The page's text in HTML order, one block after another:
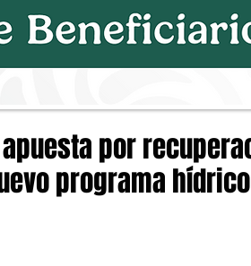
por
programa hídrico